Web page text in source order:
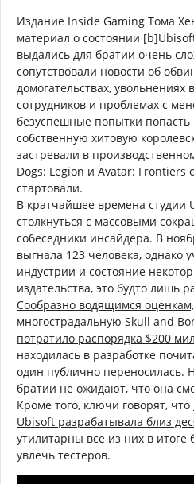
Издание Inside Gaming Тома
материал о состоянии
выдались для братии очень
сопутствовали новости об
домогательствах, увольнениях
сотрудников и проблемах с
безуспешные попытки
собственную хитовую
застревали в
Dogs: Legion и Avatar: Frontiers
стартовали.
В кратчайшее времена студии
столкнуться с массовыми
собеседники инсайдера. В
выгнала 123 человека, однако
индустрии и состояние
издательства, это будто лишь
Сообразно водящимся
многострадальную Skull and
потратило распорядка $200
находилась в разработке
один публично переносилась.
братии не ожидают, что она
Кроме того, ключи говорят, что
Ubisoft разрабатывала близ
утилитарны все из них в
увлечь тестеров.